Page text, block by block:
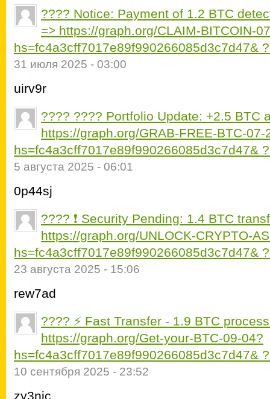
???? Notice: Payment of 1.2 BTC
=> https://graph.org/CLAIM-BITCOIN-
hs=fc4a3cff7017e89f990266085d3c7d47&
31 июля 2025 - 03:00
uirv9r
???? ???? Portfolio Update: +2.5 BTC
https://graph.org/GRAB-FREE-BTC-07-
hs=fc4a3cff7017e89f990266085d3c7d47&
5 августа 2025 - 06:01
0p44sj
???? ❗ Security Pending: 1.4 BTC
https://graph.org/UNLOCK-CRYPTO-
hs=fc4a3cff7017e89f990266085d3c7d47&
23 августа 2025 - 15:06
rew7ad
???? ⚡ Fast Transfer - 1.9 BTC
https://graph.org/Get-your-BTC-09-04?
hs=fc4a3cff7017e89f990266085d3c7d47&
10 сентября 2025 - 23:52
zy3nic